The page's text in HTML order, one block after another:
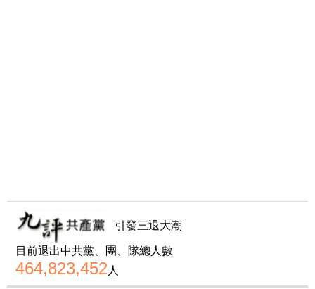
引發三退大潮
目前退出中共黨、團、隊總人數
464,823,452 人